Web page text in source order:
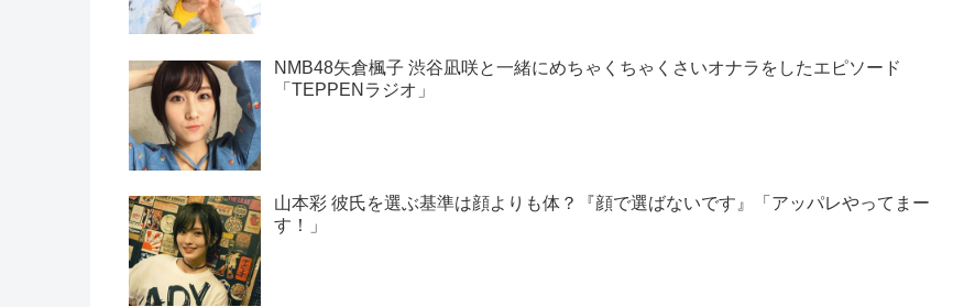
NMB48矢倉楓子 渋谷凪咲と一緒にめちゃくちゃくさいオナラをしたエピソード
「TEPPENラジオ」
山本彩 彼氏を選ぶ基準は顔よりも体？『顔で選ばないです』「アッパレやってまー
す！」